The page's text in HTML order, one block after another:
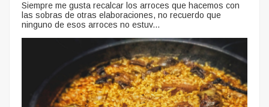
Siempre me gusta recalcar los arroces que hacemos con
las sobras de otras elaboraciones, no recuerdo que
ninguno de esos arroces no estuv...